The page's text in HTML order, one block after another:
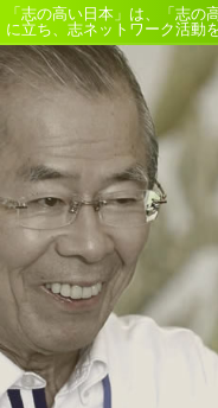
「志の高い日本」は、「志
に立ち、志ネットワーク活